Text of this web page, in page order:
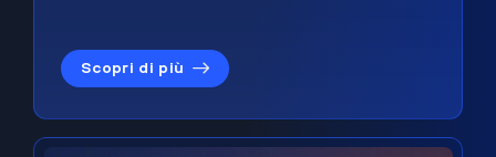
Scopri di più